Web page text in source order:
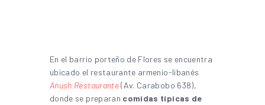
En el barrio porteño de Flores se encuentra
ubicado el restaurante armenio-libanés
Anush Restaurante(Av. Carabobo 638),
donde se preparan comidas típicas de